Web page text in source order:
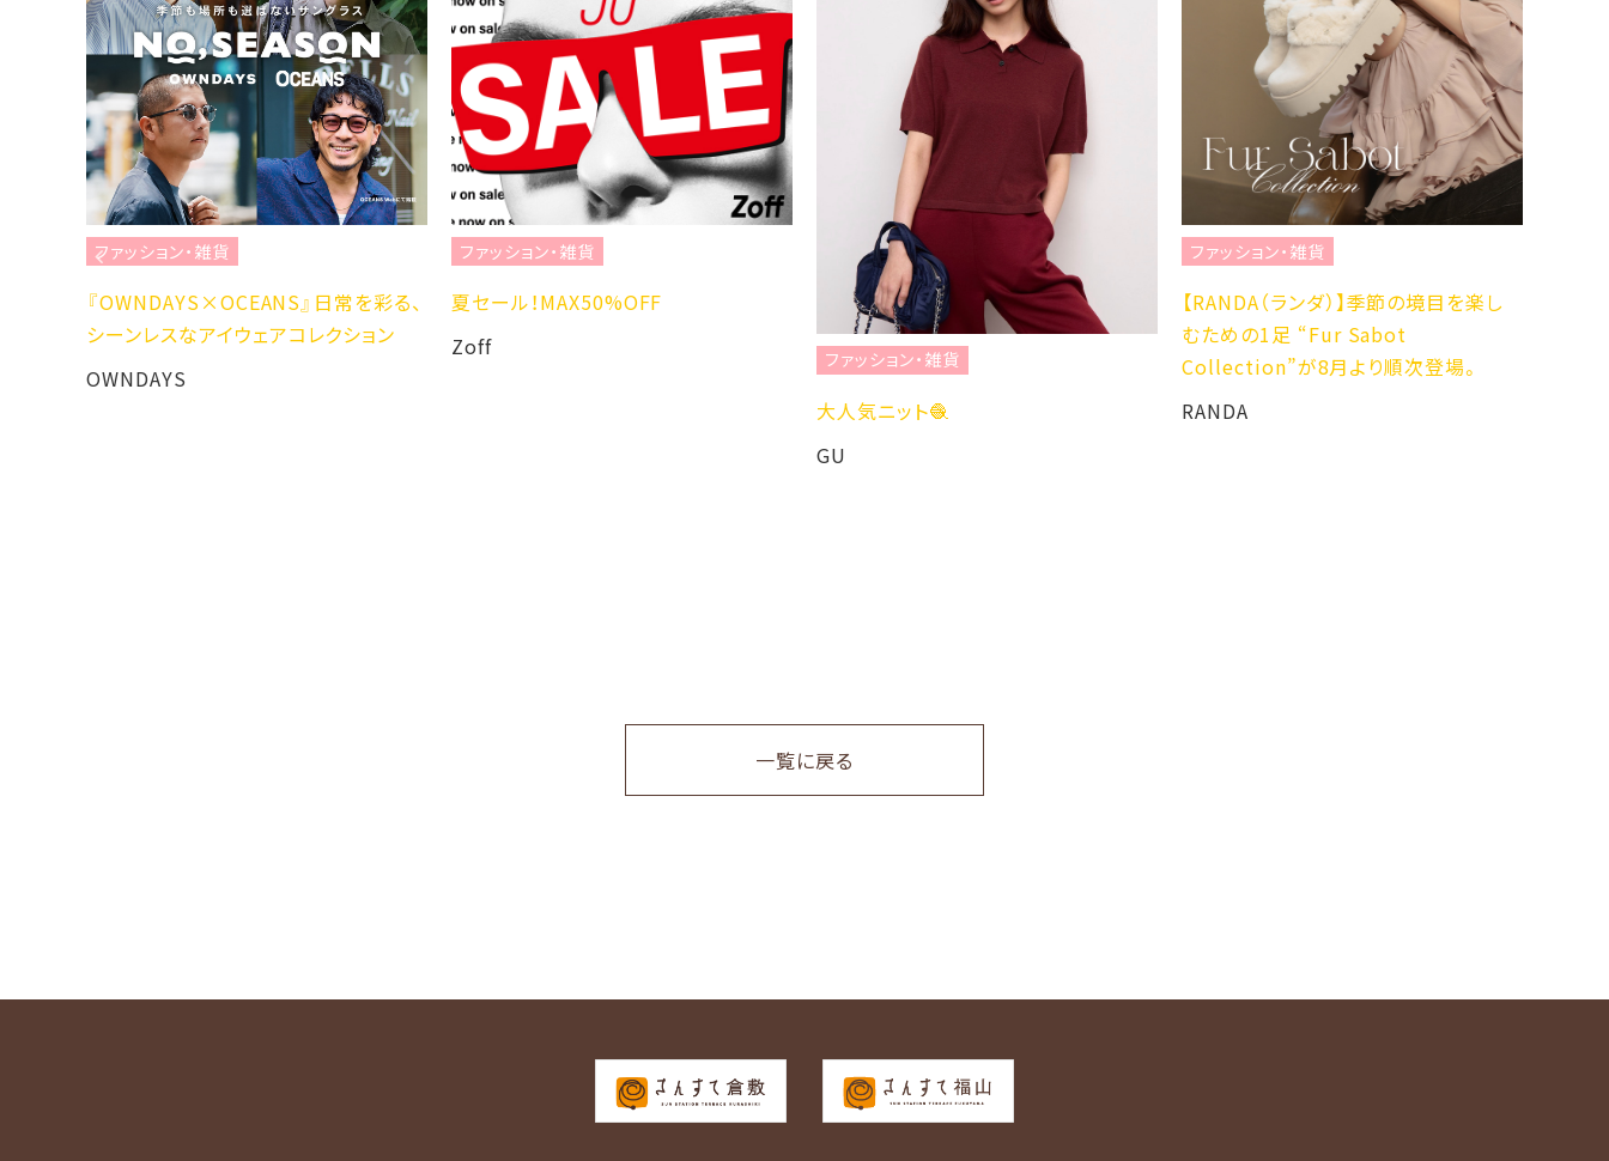
ファッション・雑貨
夏セール！MAX50%OFF
Zoff
ファッション・雑貨
ファッション・雑貨
【RANDA（ランダ）】季節の境目を楽し
むための1足 “Fur Sabot
Collection”が8月より順次登場。
RANDA
ファッション・雑貨
☆NEW BALANCE U996 193/U996
2YG☆
ABC-MART GRAND STAGE
一覧に戻る